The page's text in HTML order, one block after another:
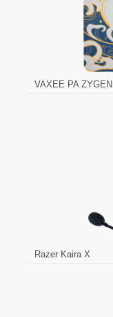
VAXEE PA ZYGEN
Razer Kaira X